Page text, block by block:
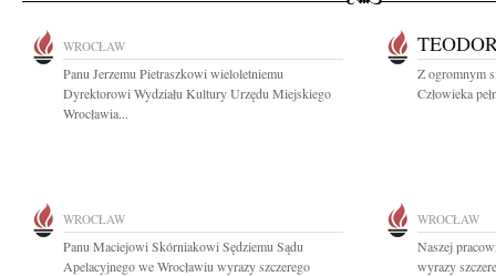
WROCŁAW
Panu Jerzemu Pietraszkowi wieloletniemu
Dyrektorowi Wydziału Kultury Urzędu Miejskiego
Wrocławia...
Z ogromnym
Człowieka
WROCŁAW
Panu Maciejowi Skórniakowi Sędziemu Sądu
Apelacyjnego we Wrocławiu wyrazy szczerego
WROCŁAW
Naszej
wyrazy